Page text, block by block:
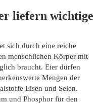
liefern wichtige
sich durch eine reiche
menschlichen Körper mit
braucht. Eier dürfen
Mengen der
Eisen und Selen.
und Phosphor für den